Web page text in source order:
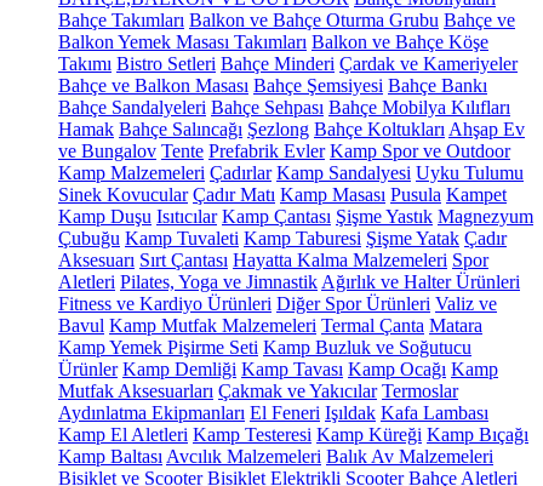
Bahçe Takımları Balkon ve Bahçe Oturma Grubu Bahçe ve
Balkon Yemek Masası Takımları Balkon ve Bahçe Köşe
Takımı Bistro Setleri Bahçe Minderi Çardak ve Kameriyeler
Bahçe ve Balkon Masası Bahçe Şemsiyesi Bahçe Bankı
Bahçe Sandalyeleri Bahçe Sehpası Bahçe Mobilya Kılıfları
Hamak Bahçe Salıncağı Şezlong Bahçe Koltukları Ahşap Ev
ve Bungalov Tente Prefabrik Evler Kamp Spor ve Outdoor
Kamp Malzemeleri Çadırlar Kamp Sandalyesi Uyku Tulumu
Sinek Kovucular Çadır Matı Kamp Masası Pusula Kampet
Kamp Duşu Isıtıcılar Kamp Çantası Şişme Yastık Magnezyum
Çubuğu Kamp Tuvaleti Kamp Taburesi Şişme Yatak Çadır
Aksesuarı Sırt Çantası Hayatta Kalma Malzemeleri Spor
Aletleri Pilates, Yoga ve Jimnastik Ağırlık ve Halter Ürünleri
Fitness ve Kardiyo Ürünleri Diğer Spor Ürünleri Valiz ve
Bavul Kamp Mutfak Malzemeleri Termal Çanta Matara
Kamp Yemek Pişirme Seti Kamp Buzluk ve Soğutucu
Ürünler Kamp Demliği Kamp Tavası Kamp Ocağı Kamp
Mutfak Aksesuarları Çakmak ve Yakıcılar Termoslar
Aydınlatma Ekipmanları El Feneri Işıldak Kafa Lambası
Kamp El Aletleri Kamp Testeresi Kamp Küreği Kamp Bıçağı
Kamp Baltası Avcılık Malzemeleri Balık Av Malzemeleri
Bisiklet ve Scooter Bisiklet Elektrikli Scooter Bahçe Aletleri